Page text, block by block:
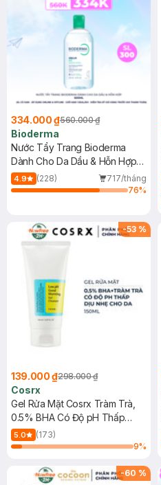
334.000 ₫560.000 ₫
Bioderma
Nước Tẩy Trang Bioderma
Dành Cho Da Dầu & Hỗn Hợp
500ml
4.9 (228)
717/tháng
76%
-53 %
139.000 ₫298.000 ₫
Cosrx
Gel Rửa Mặt Cosrx Tràm Trà,
0.5% BHA Có Độ pH Thấp
150ml
5.0
(173)
9%
-60 %